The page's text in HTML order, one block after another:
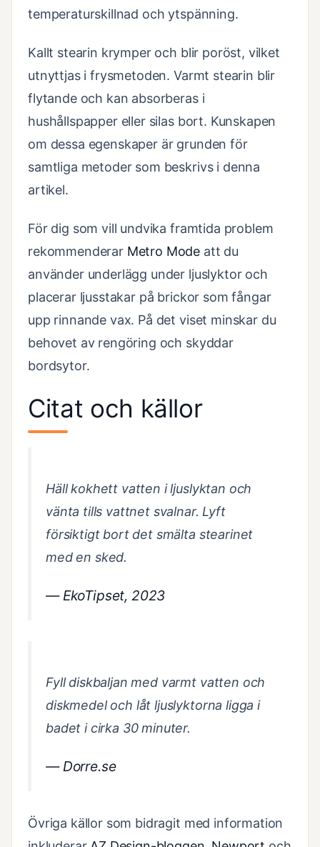
temperaturskillnad och ytspänning.
Kallt stearin krymper och blir poröst, vilket
utnyttjas i frysmetoden. Varmt stearin blir
flytande och kan absorberas i
hushållspapper eller silas bort. Kunskapen
om dessa egenskaper är grunden för
samtliga metoder som beskrivs i denna
artikel.
För dig som vill undvika framtida problem
rekommenderar Metro Mode att du
använder underlägg under ljuslyktor och
placerar ljusstakar på brickor som fångar
upp rinnande vax. På det viset minskar du
behovet av rengöring och skyddar
bordsytor.
Citat och källor
Häll kokhett vatten i ljuslyktan och
vänta tills vattnet svalnar. Lyft
försiktigt bort det smälta stearinet
med en sked.
— EkoTipset, 2023
Fyll diskbaljan med varmt vatten och
diskmedel och låt ljuslyktorna ligga i
badet i cirka 30 minuter.
— Dorre.se
Övriga källor som bidragit med information